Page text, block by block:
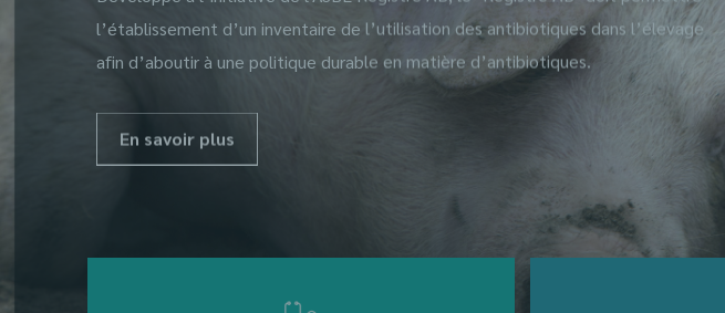
l’établissement d’un inventaire de l’utilisation des antibiotiques dans l’élevage
afin d’aboutir à une politique durable en matière d’antibiotiques.
En savoir plus